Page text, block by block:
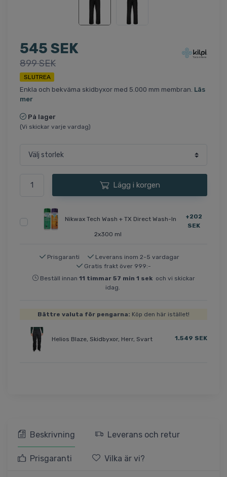
545 SEK
899 SEK
SLUTREA
Enkla och bekväma skidbyxor med 5.000 mm membran. Läs
mer
På lager
(Vi skickar varje vardag)
Lägg i korgen
Nikwax Tech Wash + TX Direct Wash-In
2x300 ml
+202
SEK
Prisgaranti
Leverans inom 2-5 vardagar
Gratis frakt över 999:-
Beställ innan 11 timmar 57 min 1 sekoch vi skickar
idag.
Bättre valuta för pengarna: Köp den här istället!
Helios Blaze, Skidbyxor, Herr, Svart 1.549 SEK
Beskrivning Leverans och retur
Prisgaranti Vilka är vi?